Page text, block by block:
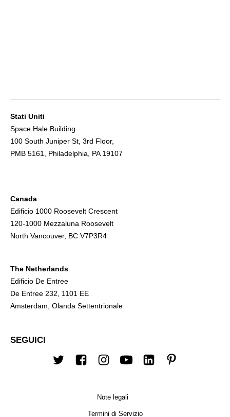
Stati Uniti
Space Hale Building
100 South Juniper St, 3rd Floor,
PMB 5161, Philadelphia, PA 19107
Canada
Edificio 1000 Roosevelt Crescent
120-1000 Mezzaluna Roosevelt
North Vancouver, BC V7P3R4
The Netherlands
Edificio De Entree
De Entree 232, 1101 EE
Amsterdam, Olanda Settentrionale
SEGUICI
TwitterFacebookInstagram
YoutubeLinkedIn
Note legali
Termini di Servizio